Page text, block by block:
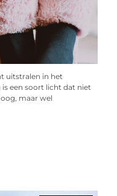
uitstralen in het
een soort licht dat niet
maar wel